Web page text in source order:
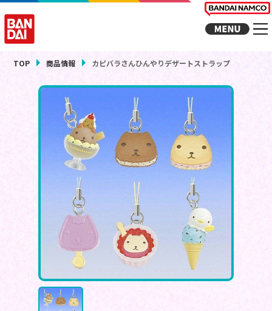
TOP 商品情報 カピバラさんひんやりデザートストラップ